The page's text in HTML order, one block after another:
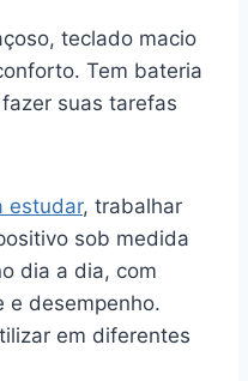
teclado macio
Tem bateria
suas tarefas
estudar, trabalhar
sob medida
dia a dia, com
e desempenho.
em diferentes